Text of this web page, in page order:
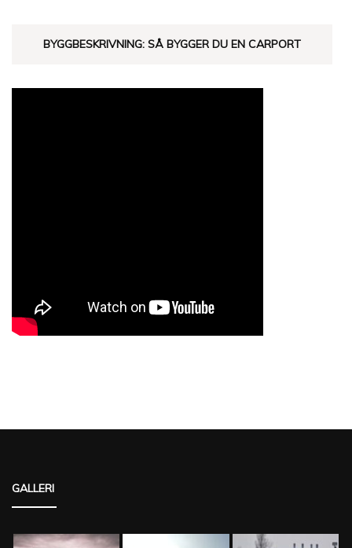
BYGGBESKRIVNING: SÅ BYGGER DU EN CARPORT
GALLERI